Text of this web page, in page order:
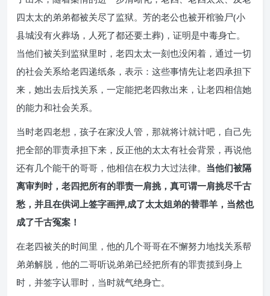
四太太的弟弟都被关尽了监狱。芳的老公也被开棺验尸(小
县城没有火葬场，人死了都还要土葬)，证明是中毒身亡。
当他们被关到监狱里时，老四太太一刻也没闲着，通过一切
的社会关系给老四递纸条，表示：这些事情先让老四承担下
来，她出去后找关系，一定能把老四救出来，让老四相信她
的能力和社会关系。
当时老四老想，孩子在家没人管，那就将计就计吧，自己先
把全部的罪责承担下来，反正他的太太有社会背景，再说他
还有几个能干的哥哥，他相信在权力大过法律。 当他们被隔
离审判时，老四把所有的罪责一肩挑，真可谓一肩挑尽千古
愁，并且在供词上签字画押,成了太太姐弟的替罪羊，当然也
成了千古冤案！
在老四被关的时间里，他的几个哥哥在不懈努力地找关系帮
弟弟解脱，他的二哥听说弟弟已经把所有的罪责揽到身上
时，并签字认罪时，当时就气绝身亡。